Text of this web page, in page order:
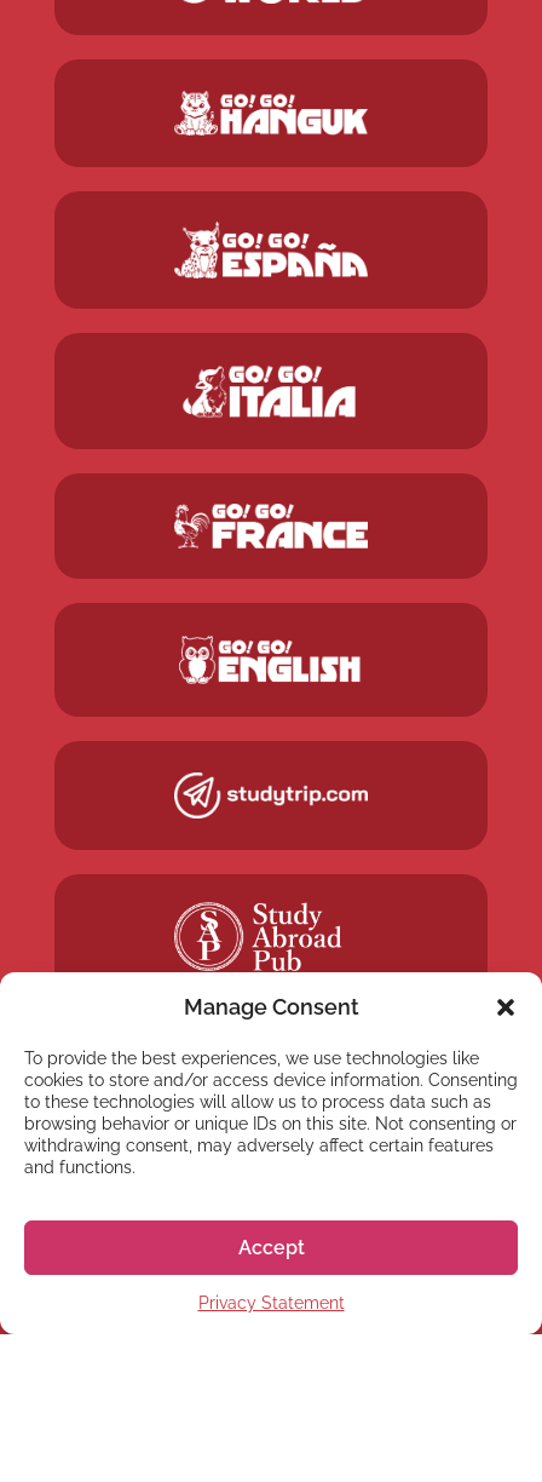
Manage Consent
To provide the best experiences, we use technologies like
cookies to store and/or access device information. Consenting
to these technologies will allow us to process data such as
browsing behavior or unique IDs on this site. Not consenting or
withdrawing consent, may adversely affect certain features
and functions.
Accept
Privacy Statement
NEWSLETTER
Suscríbete a nuestra
newsletter